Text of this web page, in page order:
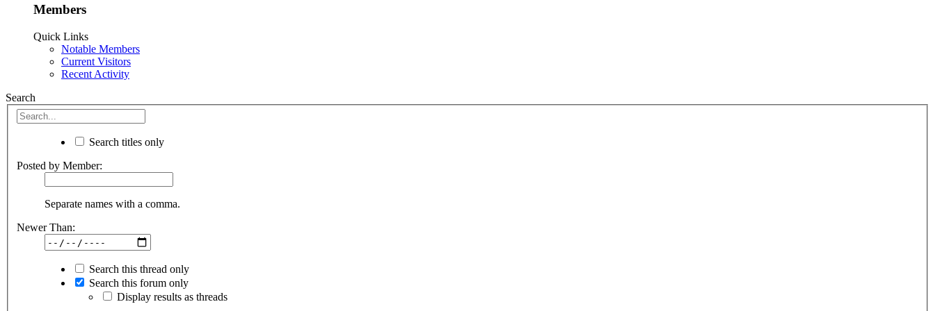
Members
Quick Links
Notable Members
Current Visitors
Recent Activity
Search
Search titles only
Posted by Member:
Separate names with a comma.
Newer Than:
Search this thread only
Search this forum only
Display results as threads